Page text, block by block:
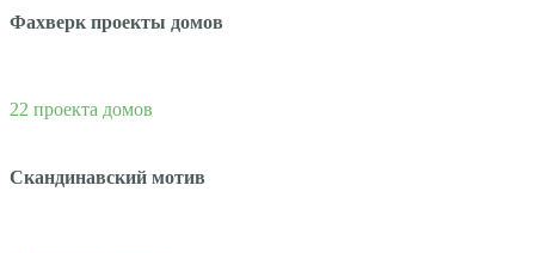
Фахверк проекты домов
22 проекта домов
Скандинавский мотив